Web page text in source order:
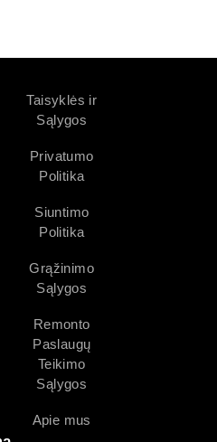
Taisyklės ir
Sąlygos
Privatumo
Politika
Siuntimo
Politika
Grąžinimo
Sąlygos
Remonto
Paslaugų
Teikimo
Sąlygos
Apie mus